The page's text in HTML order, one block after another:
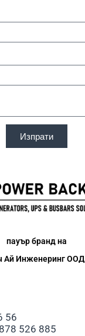
Изпрати
пауър бранд на
АйИнженеринг ООД
56
526 885